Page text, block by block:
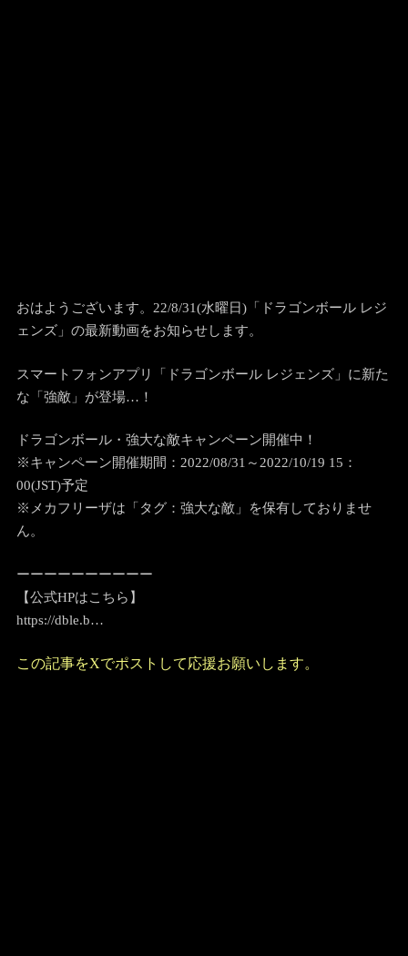
おはようございます。22/8/31(水曜日)「ドラゴンボール レジ
ェンズ」の最新動画をお知らせします。
スマートフォンアプリ「ドラゴンボール レジェンズ」に新た
な「強敵」が登場…！
ドラゴンボール・強大な敵キャンペーン開催中！
※キャンペーン開催期間：2022/08/31～2022/10/19 15：
00(JST)予定
※メカフリーザは「タグ：強大な敵」を保有しておりませ
ん。
ーーーーーーーーーー
【公式HPはこちら】
https://dble.b…
この記事をXでポストして応援お願いします。